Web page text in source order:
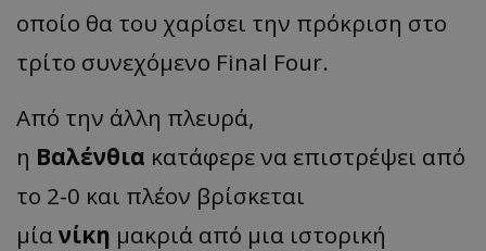
οποίο θα του χαρίσει την πρόκριση στο
τρίτο συνεχόμενο Final Four.
Από την άλλη πλευρά,
η Βαλένθια κατάφερε να επιστρέψει από
το 2-0 και πλέον βρίσκεται
μίανίκη μακριά από μια ιστορική